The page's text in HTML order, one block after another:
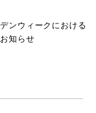
ンウィークにおける
知らせ